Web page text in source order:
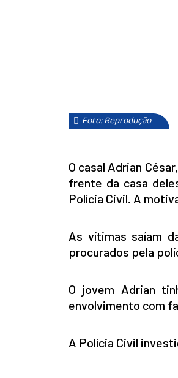
Foto: Reprodução
O casal Adrian
frente da casa
Polícia Civil. A
As vítimas saíam
procurados pela
O jovem Adrian
envolvimento com
A Polícia Civil